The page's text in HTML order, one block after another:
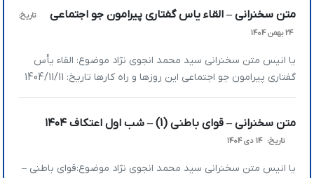
مستضعفین بر جامعه جهانی چه نقشی داریم؟ » چرا اراده […]
متن سخنرانی – القاء یاس گفتاری پیرامون جو اجتماعی
تاریخ:
24 بهمن 1404
یا انیس متن سخنرانی سید محمد انجوی نژاد موضوع: القاء یأس
عناوین اصلی سخنرانی: » بازخوانی رنج و پیروزی در نسل انقلاب »
شخصیتی جامعه ما چگونه است؟ » بررسی سیستم رفتاری مخالفان
» […]
متن سخنرانی – قوای باطنی (1) – شب اول اعتکاف ۱۴۰۴
تاریخ: 14 دی 1404
یا انیس متن سخنرانی سید محمد انجوی نژاد موضوع:قوای باطنی –